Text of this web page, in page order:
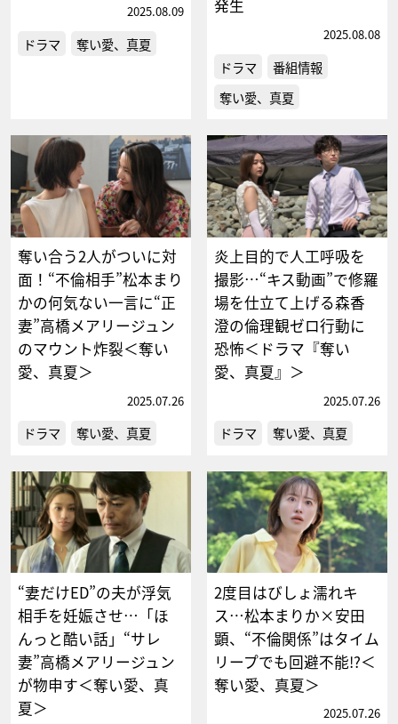
2025.08.09
ドラマ 奪い愛、真夏
発生
2025.08.08
ドラマ
番組情報
奪い愛、真夏
奪い合う2人がついに対
面！“不倫相手”松本まり
かの何気ない一言に“正
妻”高橋メアリージュン
のマウント炸裂＜奪い
愛、真夏＞
2025.07.26
ドラマ 奪い愛、真夏
炎上目的で人工呼吸を
撮影…“キス動画”で修羅
場を仕立て上げる森香
澄の倫理観ゼロ行動に
恐怖＜ドラマ『奪い
愛、真夏』＞
2025.07.26
ドラマ 奪い愛、真夏
“妻だけED”の夫が浮気
相手を妊娠させ…「ほ
んっと酷い話」“サレ
妻”高橋メアリージュン
が物申す＜奪い愛、真
夏＞
2度目はびしょ濡れキ
ス…松本まりか×安田
顕、“不倫関係”はタイム
リープでも回避不能!?＜
奪い愛、真夏＞
2025.07.26